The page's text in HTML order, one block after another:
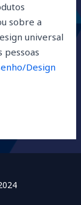
sobre a
universal
pessoas
Design